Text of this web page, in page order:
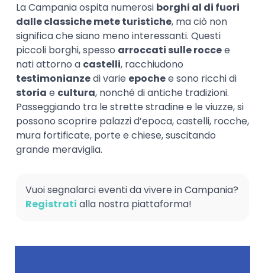
La Campania ospita numerosi borghi al di fuori
dalle classiche mete turistiche, ma ciò non
significa che siano meno interessanti. Questi
piccoli borghi, spesso arroccati sulle roccee
nati attorno a castelli, racchiudono
testimonianzedi varie epochee sono ricchi di
storia e cultura, nonché di antiche tradizioni.
Passeggiando tra le strette stradine e le viuzze, si
possono scoprire palazzi d’epoca, castelli, rocche,
mura fortificate, porte e chiese, suscitando
grande meraviglia.
Vuoi segnalarci eventi da vivere in Campania?
Registrati alla nostra piattaforma!